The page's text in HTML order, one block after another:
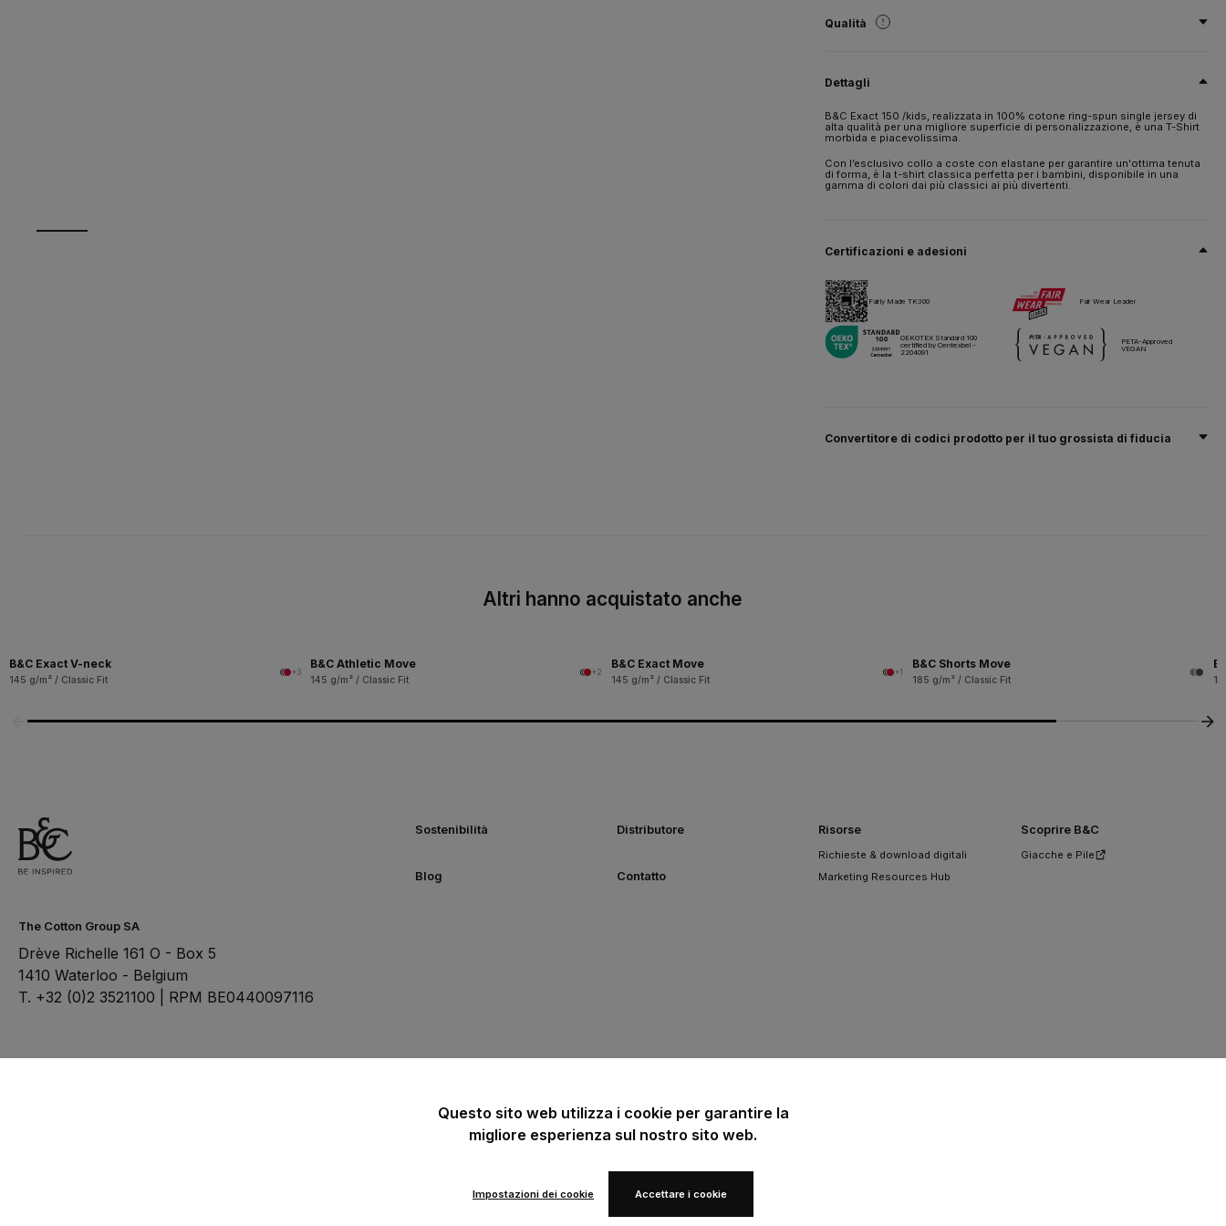
Qualità
Taglia
Peso
Imballaggio
10 pz/pacco & 100 pz/cartone
stampa.
Scheda tecnica Taglie e misure
Dettagli
B&C Exact 150 /kids, realizzata in 100% cotone ring-spun single jersey di
alta qualità per una migliore superficie di personalizzazione, è una T-Shirt
morbida e piacevolissima.
Con l’esclusivo collo a coste con elastane per garantire un'ottima tenuta
di forma, è la t-shirt classica perfetta per i bambini, disponibile in una
gamma di colori dai più classici ai più divertenti.
Certificazioni e adesioni
Fairly Made TK300 Fair Wear Leader
OEKOTEX Standard 100
certified by Centexbel -
2204091
PETA-Approved
VEGAN
Convertitore di codici prodotto per il tuo grossista di fiducia
Altri hanno acquistato anche
B&C Exact V-neck
145 g/m² / Classic Fit
+3
B&C Athletic Move
145 g/m² / Classic Fit
+2
B&C Exact Move
145 g/m² / Classic Fit
+1
B&C Shorts Move
185 g/m² / Classic Fit
The Cotton Group SA
Drève Richelle 161 O - Box 5
1410 Waterloo - Belgium
T. +32 (0)2 3521100 | RPM BE0440097116
Sostenibilità
Blog
Distributore
Contatto
Risorse
Richieste & download digitali
Marketing Resources Hub
Scoprire B&C
Giacche e Pile
Questo sito web utilizza i cookie per garantire la
migliore esperienza sul nostro sito web.
Impostazioni dei cookie Accettare i cookie